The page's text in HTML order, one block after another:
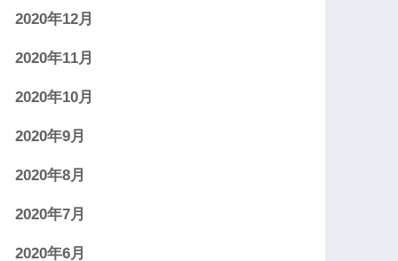
2020年12月
2020年11月
2020年10月
2020年9月
2020年8月
2020年7月
2020年6月